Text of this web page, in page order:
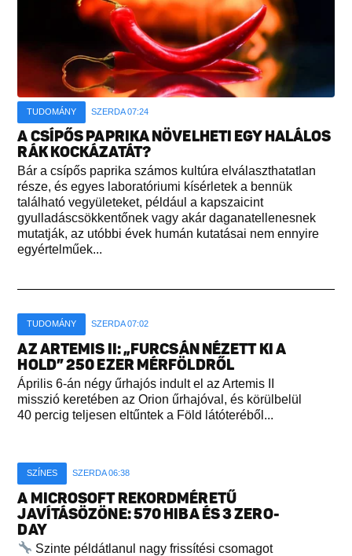
TUDOMÁNY SZERDA 07:24
A CSÍPŐS PAPRIKA NÖVELHETI EGY HALÁLOS
RÁK KOCKÁZATÁT?
Bár a csípős paprika számos kultúra elválaszthatatlan
része, és egyes laboratóriumi kísérletek a bennük
található vegyületeket, például a kapszaicint
gyulladáscsökkentőnek vagy akár daganatellenesnek
mutatják, az utóbbi évek humán kutatásai nem ennyire
egyértelműek...
TUDOMÁNY SZERDA 07:02
AZ ARTEMIS II: „FURCSÁN NÉZETT KI A
HOLD” 250 EZER MÉRFÖLDRŐL
Április 6-án négy űrhajós indult el az Artemis II
misszió keretében az Orion űrhajóval, és körülbelül
40 percig teljesen eltűntek a Föld látóteréből...
SZÍNES SZERDA 06:38
A MICROSOFT REKORDMÉRETŰ
JAVÍTÁSÖZÖNE: 570 HIBA ÉS 3 ZERO-
DAY
Szinte példátlanul nagy frissítési csomagot